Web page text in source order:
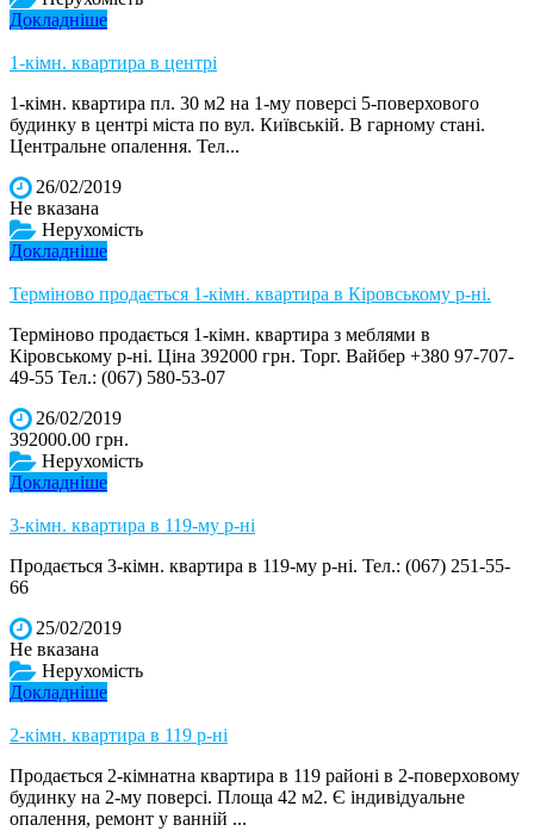
Докладніше
1-кімн. квартира в центрі
1-кімн. квартира пл. 30 м2 на 1-му поверсі 5-поверхового
будинку в центрі міста по вул. Київській. В гарному стані.
Центральне опалення. Тел...
26/02/2019
Не вказана
Нерухомість
Докладніше
Терміново продається 1-кімн. квартира в Кіровському р-ні.
Терміново продається 1-кімн. квартира з меблями в
Кіровському р-ні. Ціна 392000 грн. Торг. Вайбер +380 97-707-
49-55 Тел.: (067) 580-53-07
26/02/2019
392000.00 грн.
Нерухомість
Докладніше
3-кімн. квартира в 119-му р-ні
Продається 3-кімн. квартира в 119-му р-ні. Тел.: (067) 251-55-
66
25/02/2019
Не вказана
Нерухомість
Докладніше
2-кімн. квартира в 119 р-ні
Продається 2-кімнатна квартира в 119 районі в 2-поверховому
будинку на 2-му поверсі. Площа 42 м2. Є індивідуальне
опалення, ремонт у ванній ...